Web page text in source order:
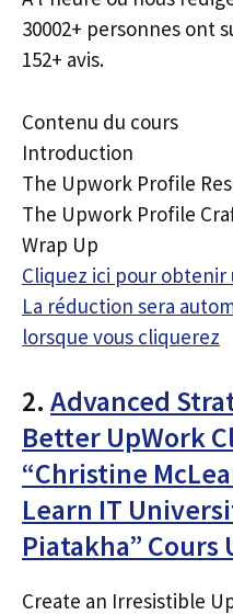
30002+ personnes ont
152+ avis.
Contenu du cours
Introduction
The Upwork Profile
The Upwork Profile
Wrap Up
Cliquez ici pour obtenir
La réduction sera
lorsque vous cliquerez
2. Advanced
Better UpWork
“Christine
Learn IT
Piatakha” Cours
Create an Irresistible